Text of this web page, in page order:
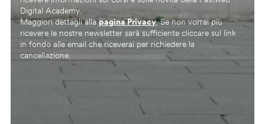
Digital Academy.
Maggiori dettagli allapagina Privacy. Se non vorrai più
ricevere le nostre newsletter sarà sufficiente cliccare sul link
in fondo alle email che riceverai per richiedere la
cancellazione.